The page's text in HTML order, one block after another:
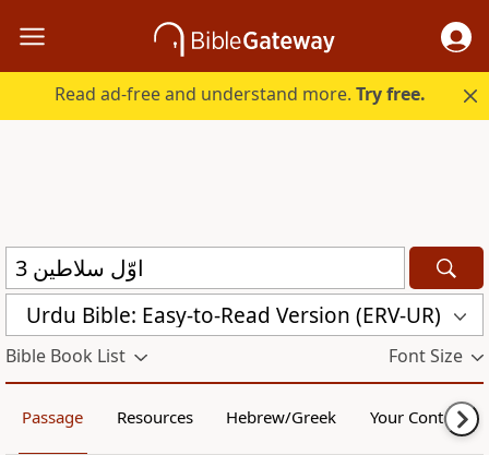
Read ad-free and understand more.Try free.
Urdu Bible: Easy-to-Read Version (ERV-UR)
Bible Book List Font Size
Passage Resources Hebrew/Greek Your Content